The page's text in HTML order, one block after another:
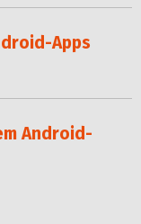
Apps
Android-